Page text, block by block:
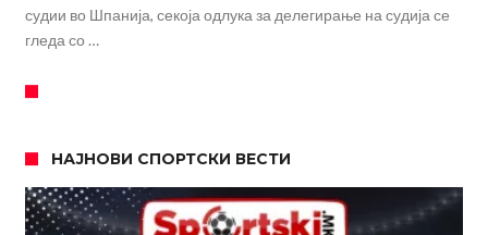
судии во Шпанија, секоја одлука за делегирање на судија се
гледа со …
НАЈНОВИ СПОРТСКИ ВЕСТИ